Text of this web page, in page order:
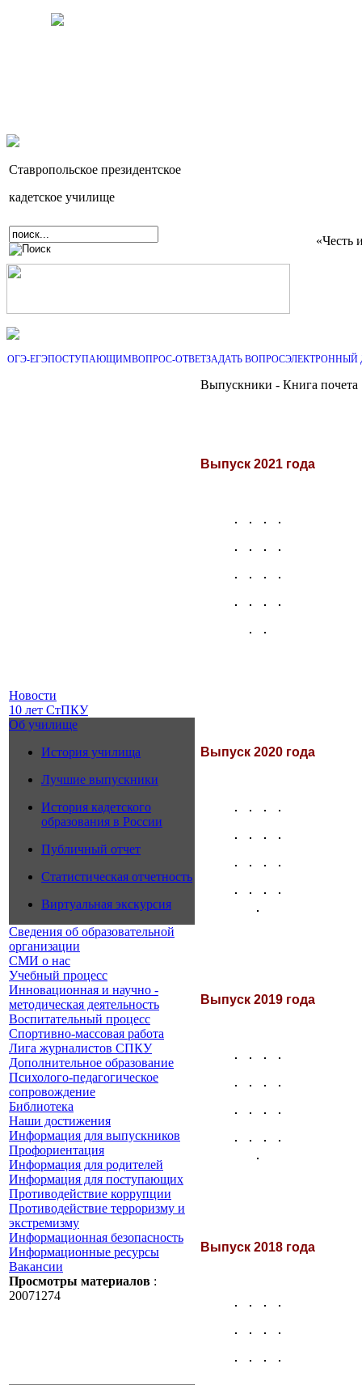
Ставропольское президентское
кадетское училище
«Честь
ОГЭ-ЕГЭПОСТУПАЮЩИМВОПРОС-ОТВЕТЗАДАТЬ ВОПРОСЭЛЕКТРОННЫЙ
Новости
10 лет СтПКУ
Об училище
История училища
Лучшие выпускники
История кадетского
образования в России
Публичный отчет
Статистическая отчетность
Виртуальная экскурсия
Сведения об образовательной
организации
СМИ о нас
Учебный процесс
Инновационная и научно -
методическая деятельность
Воспитательный процесс
Спортивно-массовая работа
Лига журналистов СПКУ
Дополнительное образование
Психолого-педагогическое
сопровождение
Библиотека
Наши достижения
Информация для выпускников
Профориентация
Информация для родителей
Информация для поступающих
Противодействие коррупции
Противодействие терроризму и
экстремизму
Информационная безопасность
Информационные ресурсы
Вакансии
Просмотры материалов :
20071274
Выпускники - Книга почета
Выпуск 2021 года
Выпуск 2020 года
Выпуск 2019 года
Выпуск 2018 года